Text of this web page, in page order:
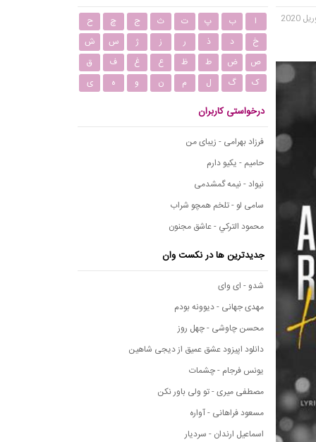
ا ب پ ت ث ج چ
ح
خ
د ذ ر ز ژ س
ش
ص
ض ط ظ ع غ ف
ق
ک
گ ل م ن و ه ی
درخواستی کاربران
فرزاد بهرامی - زیبای من
حامیم - یکیو دارم
نیواد - نیمه گمشدمی
سامی لو - تلخم همچو شراب
محمود التركي - عاشق مجنون
جدیدترین ها در نکست وان
شدو - ای وای
مهدی جهانی - دیوونه بودم
محسن چاوشی - چهل روز
دانلود اپیزود عشق عمیق از دیجی شاهین
یونس فرجام - چشمات
مصطفی میری - تو ولی باور نکن
مسعود فراهانی - آواره
اسماعیل ارندان - سردیار